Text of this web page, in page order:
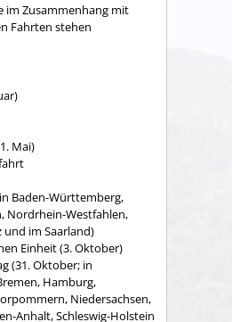
im Zusammenhang mit
Fahrten stehen
Mai)
Baden-Württemberg,
Nordrhein-Westfahlen,
und im Saarland)
Einheit (3. Oktober)
(31. Oktober; in
Hamburg,
Niedersachsen,
Anhalt, Schleswig-Holstein